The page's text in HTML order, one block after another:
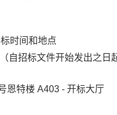
时间和地点
（自招标文件开始发出之
恩特楼 A403 - 开标大厅